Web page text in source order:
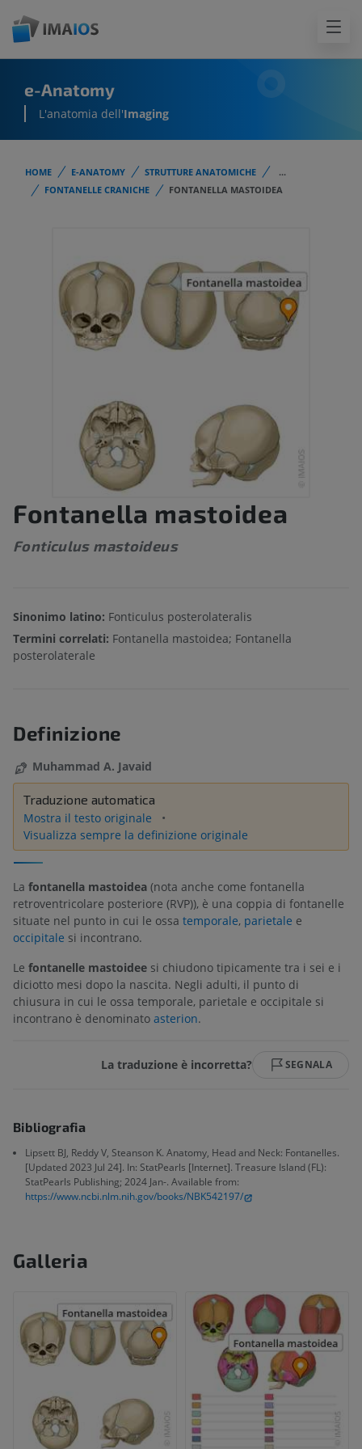
e-Anatomy
L'anatomia dell'Imaging
HOME E-ANATOMY STRUTTURE ANATOMICHE
...
FONTANELLE CRANICHE
FONTANELLA MASTOIDEA
Fontanella mastoidea
Fonticulus mastoideus
Sinonimo latino: Fonticulus posterolateralis
Termini correlati: Fontanella mastoidea; Fontanella
posterolaterale
Definizione
Muhammad A. Javaid
Traduzione automatica
Mostra il testo originale
Visualizza sempre la definizione originale
La fontanella mastoidea (nota anche come fontanella
retroventricolare posteriore (RVP)), è una coppia di fontanelle
situate nel punto in cui le ossa temporale, parietale e
occipitale si incontrano.
Le fontanelle mastoidee si chiudono tipicamente tra i sei e i
diciotto mesi dopo la nascita. Negli adulti, il punto di
chiusura in cui le ossa temporale, parietale e occipitale si
incontrano è denominato asterion.
La traduzione è incorretta? SEGNALA
Bibliografia
Lipsett BJ, Reddy V, Steanson K. Anatomy, Head and Neck: Fontanelles.
[Updated 2023 Jul 24]. In: StatPearls [Internet]. Treasure Island (FL):
StatPearls Publishing; 2024 Jan-. Available from:
https://www.ncbi.nlm.nih.gov/books/NBK542197/
Galleria